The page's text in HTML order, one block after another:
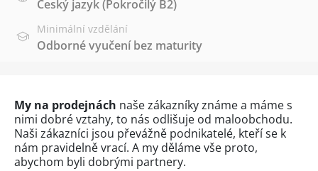
Český jazyk(Pokročilý B2)
Minimální vzdělání
Odborné vyučení bez maturity
My na prodejnách naše zákazníky známe a máme s
nimi dobré vztahy, to nás odlišuje od maloobchodu.
Naši zákazníci jsou převážně podnikatelé, kteří se k
nám pravidelně vrací. A my děláme vše proto,
abychom byli dobrými partnery.